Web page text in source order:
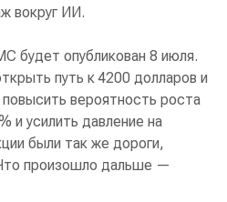
вокруг ИИ.
будет опубликован 8 июля.
путь к 4200 долларов и
вероятность роста
и усилить давление на
были так же дороги,
произошло дальше —